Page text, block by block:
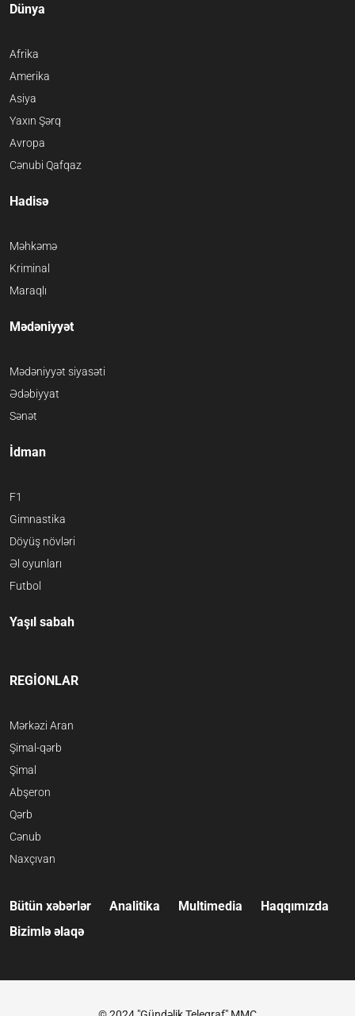
Dünya
Afrika
Amerika
Asiya
Yaxın Şərq
Avropa
Cənubi Qafqaz
Hadisə
Məhkəmə
Kriminal
Maraqlı
Mədəniyyət
Mədəniyyət siyasəti
Ədəbiyyat
Sənət
İdman
F1
Gimnastika
Döyüş növləri
Əl oyunları
Futbol
Yaşıl sabah
REGİONLAR
Mərkəzi Aran
Şimal-qərb
Şimal
Abşeron
Qərb
Cənub
Naxçıvan
Bütün xəbərlər Analitika Multimedia
Haqqımızda
Bizimlə əlaqə